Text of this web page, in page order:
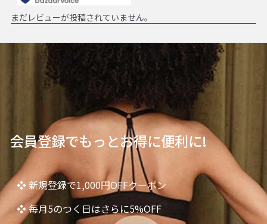
会員登録でもっとお得に便利に!
❖ 新規登録で1,000円OFFクーポン
❖ 毎月5のつく日はさらに5%OFF